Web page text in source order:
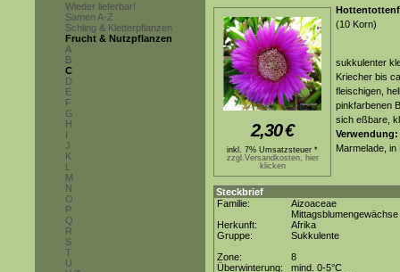
Wieder lieferbar!
Samen A-Z
Schling & Kletterpflanzen
Frucht & Nutzpflanzen
A
B
C
D
E
F
G
H
I
J
K
L
M
N
O
P
Q
R
S
T
U
2,30€
inkl. 7% Umsatzsteuer *
zzgl.Versandkosten, hier
klicken
(10 Korn)
sukkulenter
Kriecher bis
fleischigen,
pinkfarbenen
sich eßbare,
Verwendung:
Marmelade,
Steckbrief
Familie:
Aizoaceae
Mittagsblumengewächse
Herkunft:
Afrika
Gruppe:
Sukkulente
Zone:
8
Überwinterung:
mind. 0-5°C